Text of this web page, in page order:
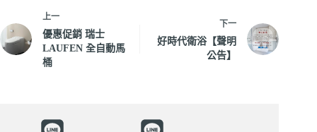
上一
優惠促銷 瑞士
LAUFEN 全自動馬
桶
下一
好時代衛浴【聲明
公告】